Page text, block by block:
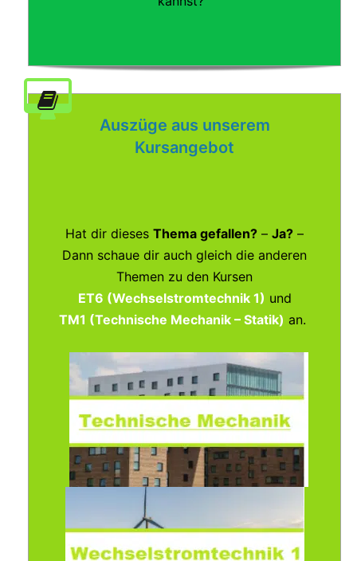
Auszüge aus unserem
Kursangebot
Hat dir dieses Thema gefallen? – Ja? –
Dann schaue dir auch gleich die anderen
Themen zu den Kursen
ET6 (Wechselstromtechnik 1) und
TM1 (Technische Mechanik – Statik) an.